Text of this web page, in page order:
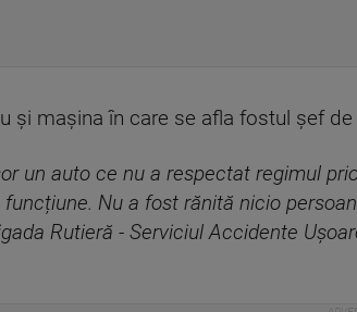
și mașina în care se afla fostul șef de
un auto ce nu a respectat regimul
Nu a fost rănită nicio
Rutieră - Serviciul Accidente